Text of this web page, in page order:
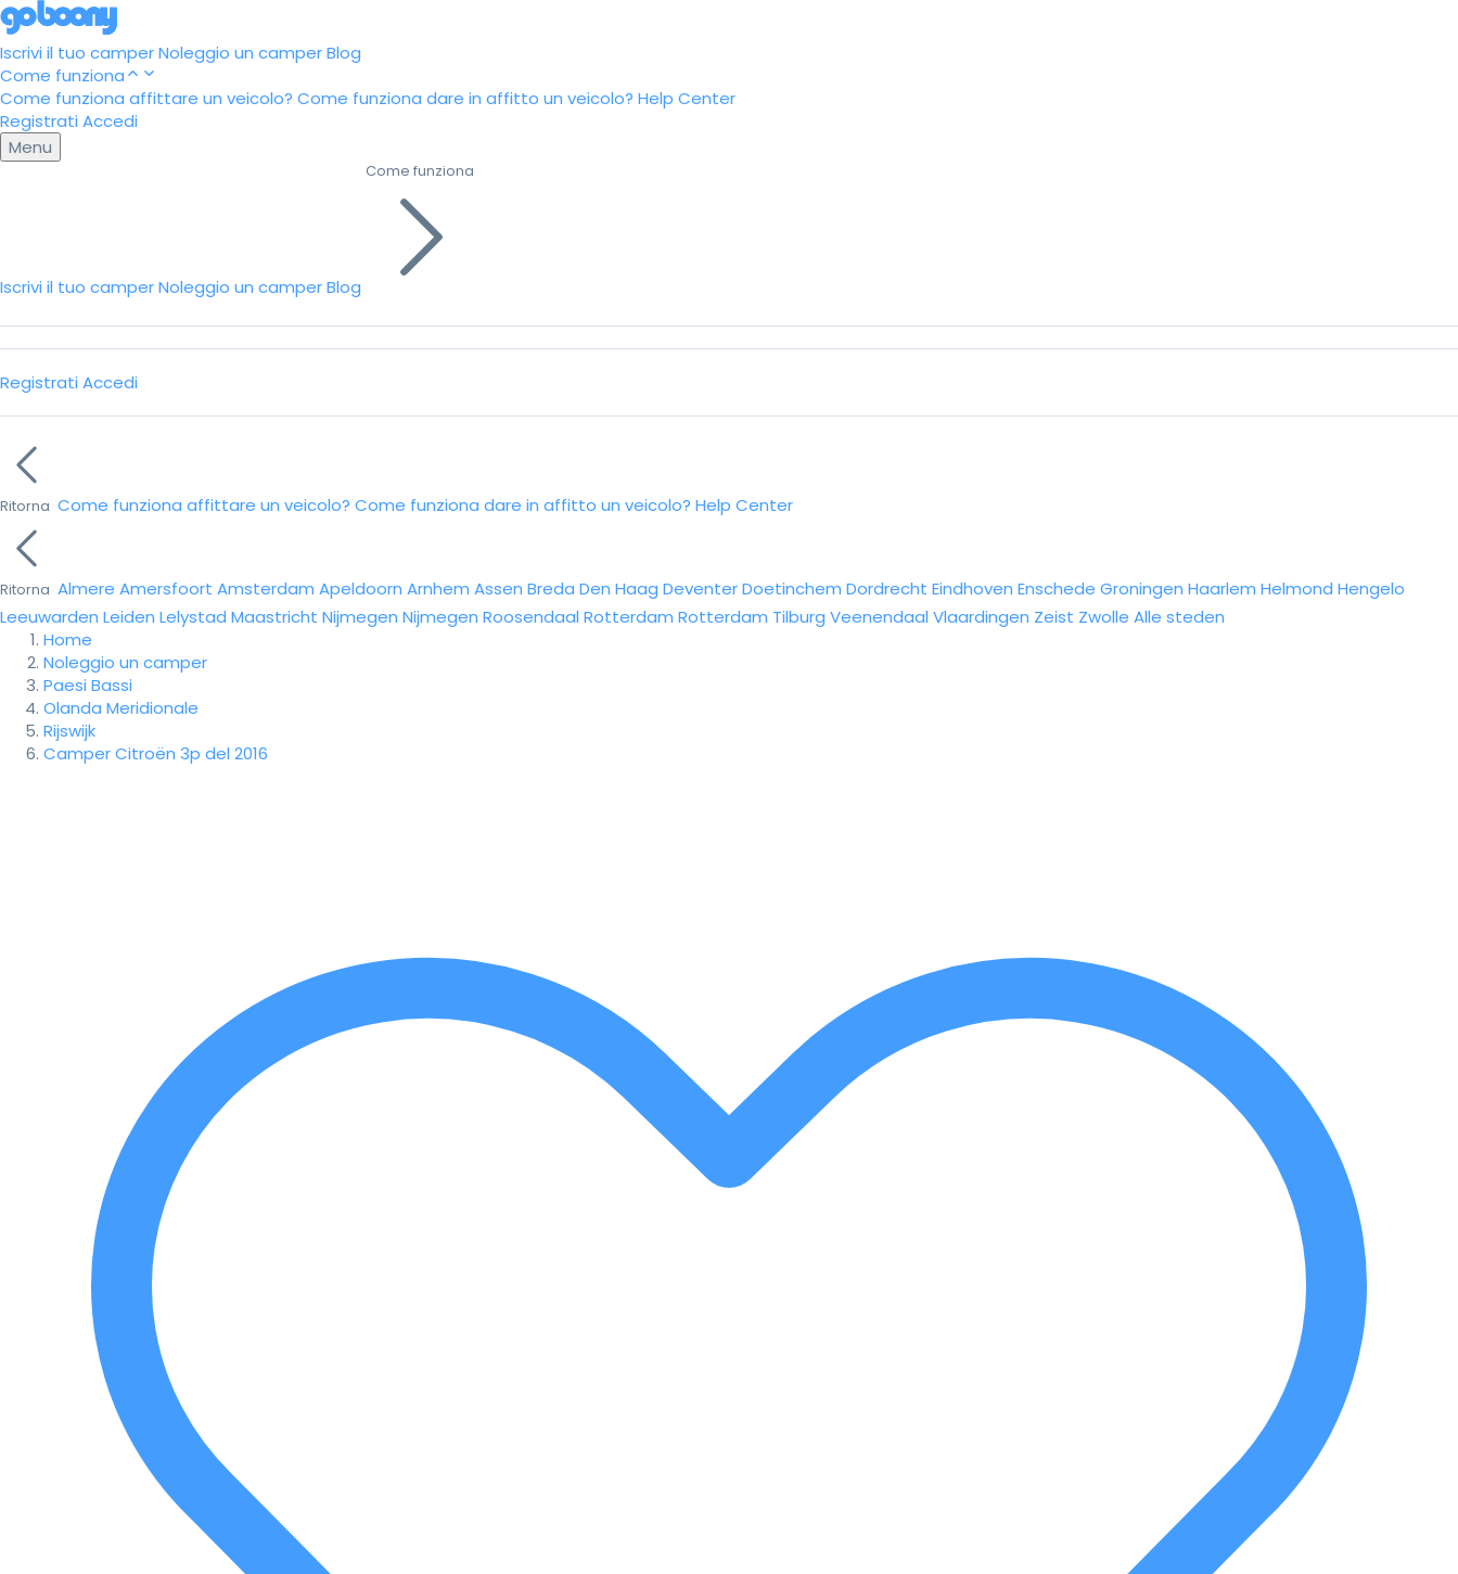
Iscrivi il tuo camperNoleggio un camperBlog
Come funziona
Come funziona affittare un veicolo? Come funziona dare in affitto un veicolo? Help Center
Registrati Accedi
Menu
Iscrivi il tuo camperNoleggio un camperBlog
Come funziona
Registrati Accedi
Ritorna Come funziona affittare un veicolo? Come funziona dare in affitto un veicolo? Help Center
Ritorna Almere Amersfoort Amsterdam Apeldoorn Arnhem Assen Breda Den Haag DeventerDoetinchem Dordrecht Eindhoven Enschede Groningen Haarlem Helmond Hengelo
Leeuwarden Leiden Lelystad Maastricht Nijmegen Nijmegen Roosendaal Rotterdam Rotterdam Tilburg Veenendaal Vlaardingen Zeist Zwolle Alle steden
Home
Noleggio un camper
Paesi Bassi
Olanda Meridionale
Rijswijk
Camper Citroën 3p del 2016